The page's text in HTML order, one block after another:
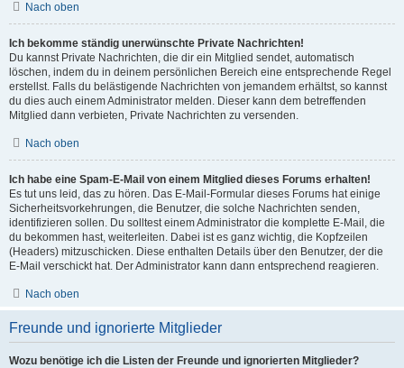
Nach oben
Ich bekomme ständig unerwünschte Private Nachrichten!
Du kannst Private Nachrichten, die dir ein Mitglied sendet, automatisch
löschen, indem du in deinem persönlichen Bereich eine entsprechende Regel
erstellst. Falls du belästigende Nachrichten von jemandem erhältst, so kannst
du dies auch einem Administrator melden. Dieser kann dem betreffenden
Mitglied dann verbieten, Private Nachrichten zu versenden.
Nach oben
Ich habe eine Spam-E-Mail von einem Mitglied dieses Forums erhalten!
Es tut uns leid, das zu hören. Das E-Mail-Formular dieses Forums hat einige
Sicherheitsvorkehrungen, die Benutzer, die solche Nachrichten senden,
identifizieren sollen. Du solltest einem Administrator die komplette E-Mail, die
du bekommen hast, weiterleiten. Dabei ist es ganz wichtig, die Kopfzeilen
(Headers) mitzuschicken. Diese enthalten Details über den Benutzer, der die
E-Mail verschickt hat. Der Administrator kann dann entsprechend reagieren.
Nach oben
Freunde und ignorierte Mitglieder
Wozu benötige ich die Listen der Freunde und ignorierten Mitglieder?